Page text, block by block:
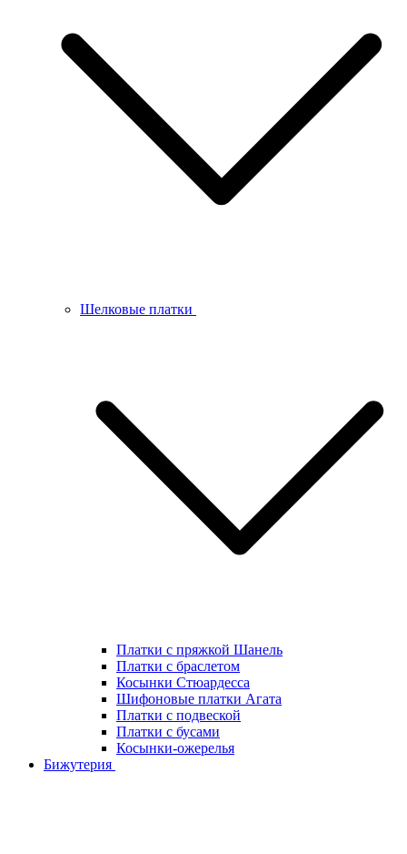
Шелковые платки
Платки с пряжкой Шанель
Платки с браслетом
Косынки Стюардесса
Шифоновые платки Агата
Платки с подвеской
Платки с бусами
Косынки-ожерелья
Бижутерия